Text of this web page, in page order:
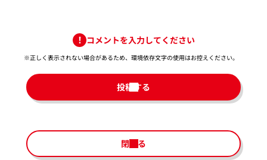
コメントを入力してください
※正しく表示されない場合があるため、環境依存文字の使用はお控えください。​
投稿する
閉じる